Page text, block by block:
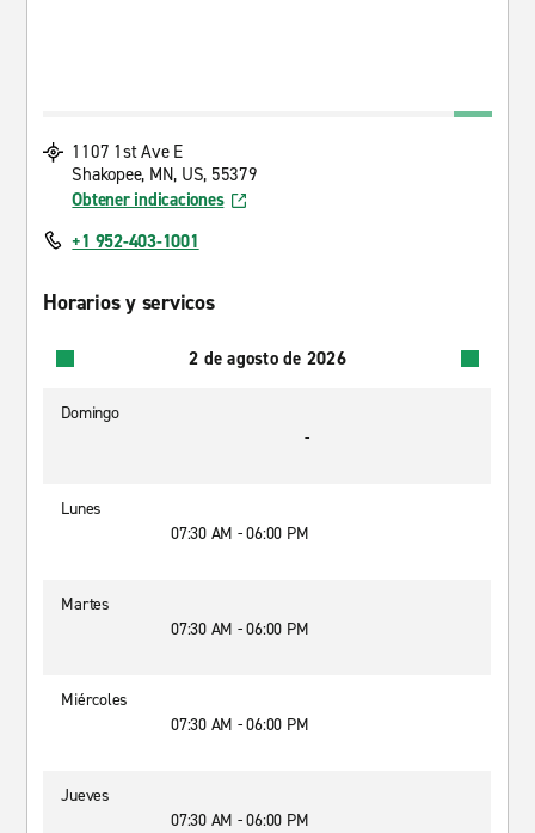
1107 1st Ave E
Shakopee, MN, US, 55379
Obtener indicaciones
+1 952-403-1001
Horarios y servicos
2 de agosto de 2026
Domingo
-
Lunes
07:30 AM - 06:00 PM
Martes
07:30 AM - 06:00 PM
Miércoles
07:30 AM - 06:00 PM
Jueves
07:30 AM - 06:00 PM